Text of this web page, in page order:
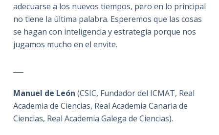
adecuarse a los nuevos tiempos, pero en lo principal
no tiene la última palabra. Esperemos que las cosas
se hagan con inteligencia y estrategia porque nos
jugamos mucho en el envite.
Manuel de León (CSIC, Fundador del ICMAT, Real
Academia de Ciencias, Real Academia Canaria de
Ciencias, Real Academia Galega de Ciencias).